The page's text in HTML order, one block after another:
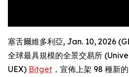
塞舌爾維多利亞, Jan. 10, 2026
全球最具規模的全景交易所
UEX) Bitget ，宣佈上架 98 種新